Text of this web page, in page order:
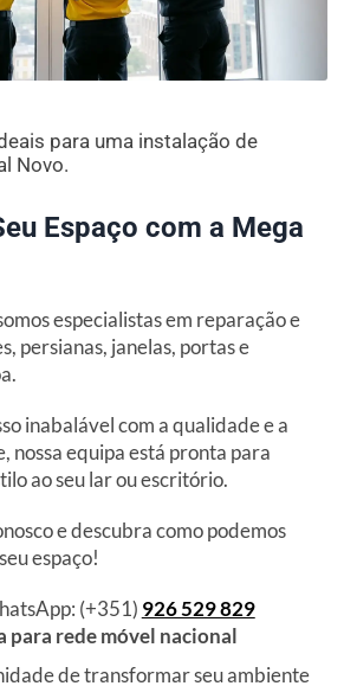
para uma instalação de
Novo.
Espaço com a Mega
especialistas em reparação e
persianas, janelas, portas e
inabalável com a qualidade e a
nossa equipa está pronta para
ao seu lar ou escritório.
e descubra como podemos
espaço!
(+351) 926 529 829
para rede móvel nacional
de transformar seu ambiente